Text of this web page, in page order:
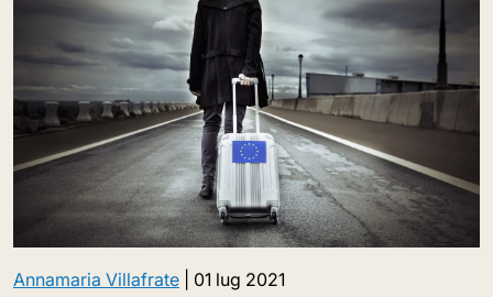
Annamaria Villafrate 01 lug 2021